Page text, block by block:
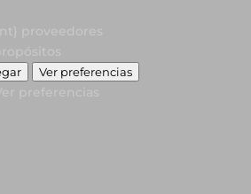
Ver preferencias